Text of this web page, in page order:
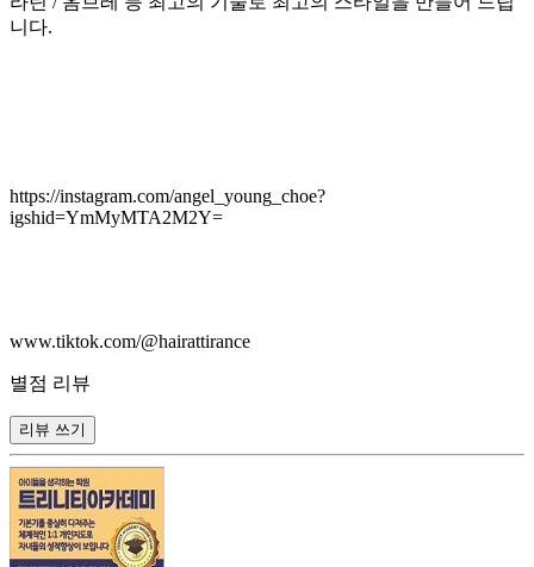
니다.
https://instagram.com/angel_young_choe?
igshid=YmMyMTA2M2Y=
www.tiktok.com/@hairattirance
별점 리뷰
리뷰 쓰기